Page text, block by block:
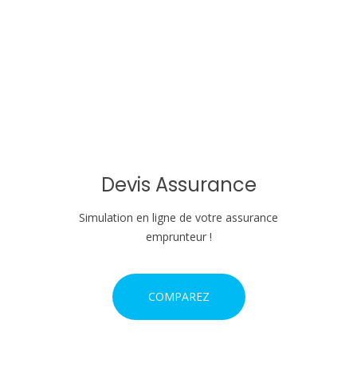
Devis Assurance
Simulation en ligne de votre assurance
emprunteur !
COMPAREZ